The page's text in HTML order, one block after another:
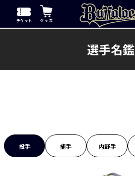
選手名鑑
投手 捕手 内野手